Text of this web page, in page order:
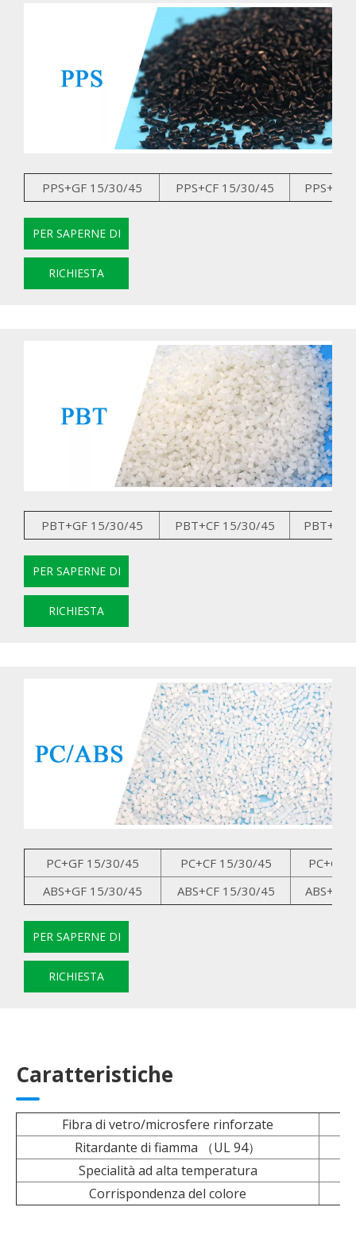
PPS+GF 15/30/45 PPS+CF 15/30/45
PER SAPERNE DI
RICHIESTA
PBT+GF 15/30/45 PBT+CF 15/30/45
PER SAPERNE DI
RICHIESTA
PC+GF 15/30/45 PC+CF 15/30/45
PC+GK
ABS+GF 15/30/45
ABS+CF 15/30/45
PER SAPERNE DI
RICHIESTA
Caratteristiche
Fibra di vetro/microsfere rinforzate
Ritardante di fiamma （UL 94）
Specialità ad alta temperatura
Corrispondenza del colore